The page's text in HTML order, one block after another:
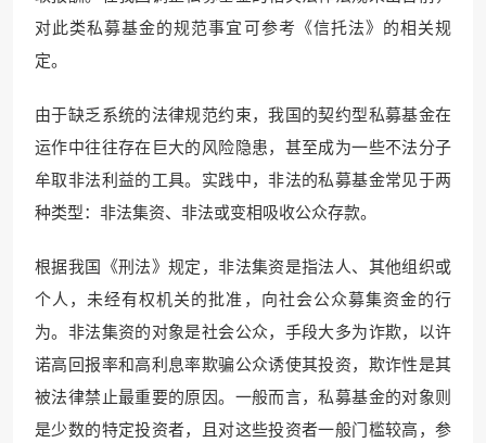
对此类私募基金的规范事宜可参考《信托法》的相关规
定。
由于缺乏系统的法律规范约束，我国的契约型私募基金在
运作中往往存在巨大的风 险隐患，甚至成为一些不法分子
牟取非法利益的工具。实践中，非法的私募基金常见于两
种类型：非法集资、非法或变相吸收公众存款。
根据我国《刑法》规定，非法集资是指法人、其他组织或
个人，未经有权机关的批准，向社会公众募集资金的行
为。非法集资的对象是社会公众，手段大多为诈欺， 以许
诺高回报率和高利息率欺骗公众诱使其投资，欺诈性是其
被法律禁止最重要的原因。一般而言，私募基金的对象则
是少数的特定投资者，且对这些投资者一般门槛较高，参